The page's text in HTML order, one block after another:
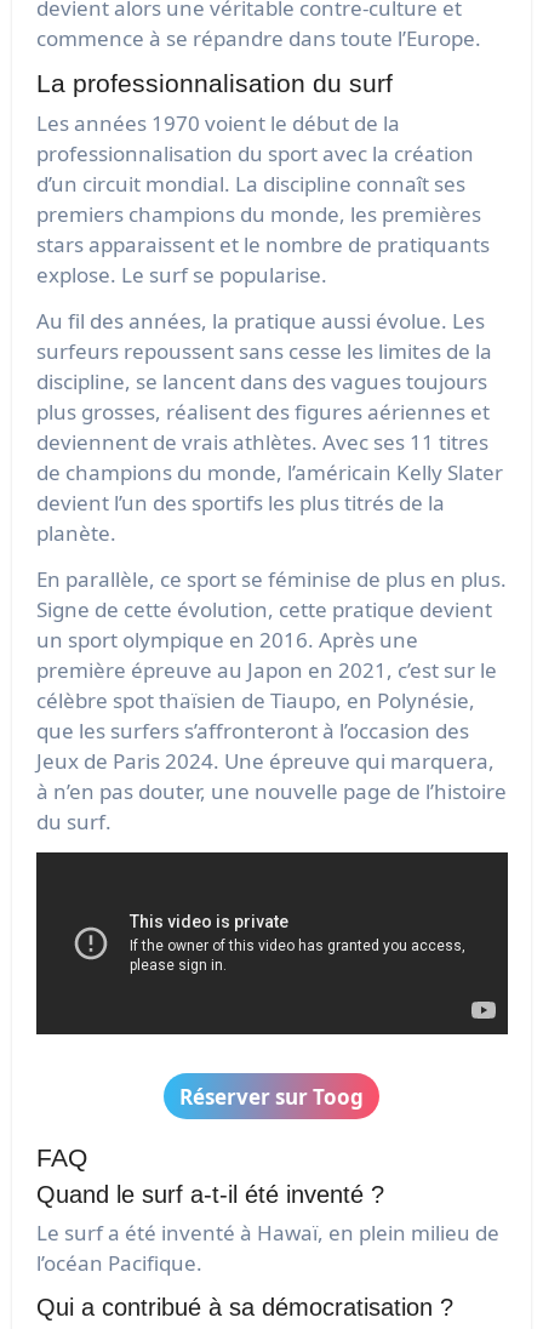
devient alors une véritable contre-culture et
commence à se répandre dans toute l’Europe.
La professionnalisation du surf
Les années 1970 voient le début de la
professionnalisation du sport avec la création
d’un circuit mondial. La discipline connaît ses
premiers champions du monde, les premières
stars apparaissent et le nombre de pratiquants
explose. Le surf se popularise.
Au fil des années, la pratique aussi évolue. Les
surfeurs repoussent sans cesse les limites de la
discipline, se lancent dans des vagues toujours
plus grosses, réalisent des figures aériennes et
deviennent de vrais athlètes. Avec ses 11 titres
de champions du monde, l’américain Kelly Slater
devient l’un des sportifs les plus titrés de la
planète.
En parallèle, ce sport se féminise de plus en plus.
Signe de cette évolution, cette pratique devient
un sport olympique en 2016. Après une
première épreuve au Japon en 2021, c’est sur le
célèbre spot thaïsien de Tiaupo, en Polynésie,
que les surfers s’affronteront à l’occasion des
Jeux de Paris 2024. Une épreuve qui marquera,
à n’en pas douter, une nouvelle page de l’histoire
du surf.
Réserver sur Toog
FAQ
Quand le surf a-t-il été inventé ?
Le surf a été inventé à Hawaï, en plein milieu de
l’océan Pacifique.
Qui a contribué à sa démocratisation ?